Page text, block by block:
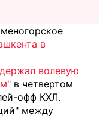
в
волевую
в четвертом
офф КХЛ.
между